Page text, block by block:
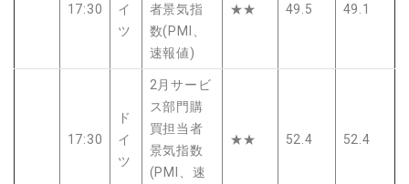
17:30
イ
ツ
者景気指
数(PMI、
速報値)
★★ 49.5 49.1
17:30
ド
イ
ツ
2月サービ
ス部門購
買担当者
景気指数
(PMI、速
★★ 52.4 52.4